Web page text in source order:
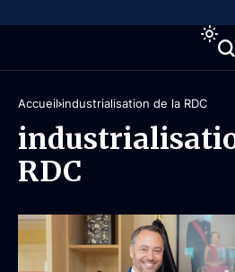
Accueil industrialisation de la RDC
RDC